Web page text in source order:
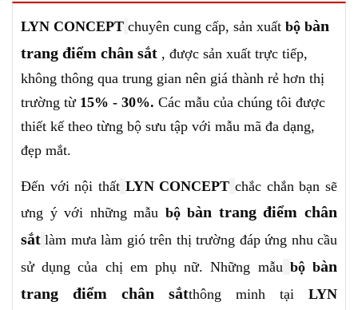
LYN CONCEPT chuyên cung cấp, sản xuất bộ bàn
trang điểm chân sắt , được sản xuất trực tiếp,
không thông qua trung gian nên giá thành rẻ hơn thị
trường từ 15% - 30%. Các mẫu của chúng tôi được
thiết kế theo từng bộ sưu tập với mẫu mã đa dạng,
đẹp mắt.
Đến với nội thất LYN CONCEPT chắc chắn bạn sẽ
ưng ý với những mẫu bộ bàn trang điểm chân
sắt làm mưa làm gió trên thị trường đáp ứng nhu cầu
sử dụng của chị em phụ nữ. Những mẫu bộ bàn
trang điểm chân sắtthông minh tại LYN